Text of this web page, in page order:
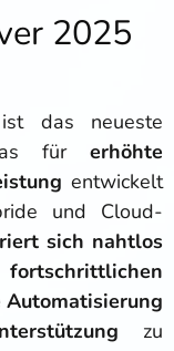
2025
das neueste
für erhöhte
entwickelt
und Cloud-
sich nahtlos
fortschrittlichen
Automatisierung
zu